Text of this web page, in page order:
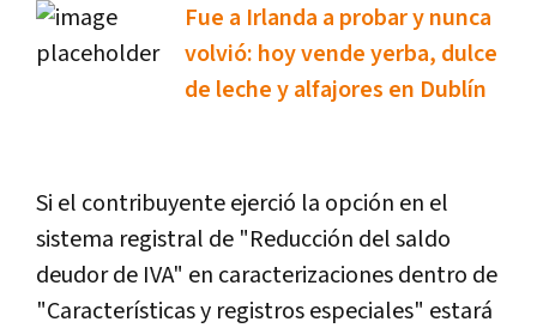
Fue a Irlanda a probar y nunca
volvió: hoy vende yerba, dulce
de leche y alfajores en Dublín
Si el contribuyente ejerció la opción en el
sistema registral de "Reducción del saldo
deudor de IVA" en caracterizaciones dentro de
"Características y registros especiales" estará